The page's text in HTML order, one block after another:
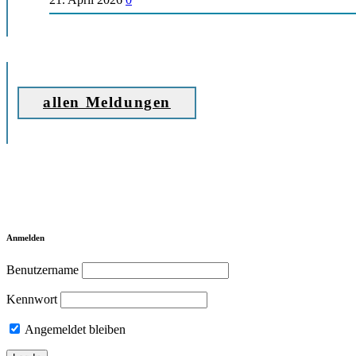
allen Meldungen
Anmelden
Benutzername
Kennwort
Angemeldet bleiben